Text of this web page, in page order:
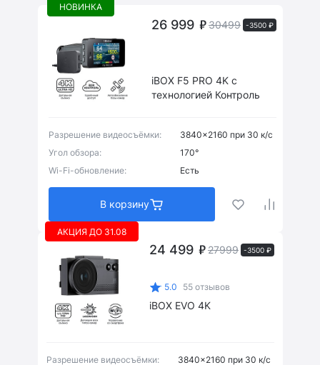
НОВИНКА
iBOX F5 PRO 4K с
технологией Контроль
Разрешение видеосъёмки:
3840x2160 при 30 к/с
Угол обзора:
170°
Wi-Fi-обновление:
Есть
26 999 30499 -3500 ₽
В корзину
АКЦИЯ ДО 31.08
iBOX EVO 4K
5.0 55 отзывов
Разрешение видеосъёмки:
3840x2160 при 30 к/с
24 499 27999 -3500 ₽